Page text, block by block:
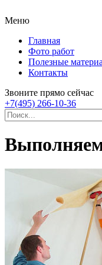
Меню
Главная
Фото работ
Полезные
Контакты
Звоните прямо сейчас
+7(495) 266-10-36